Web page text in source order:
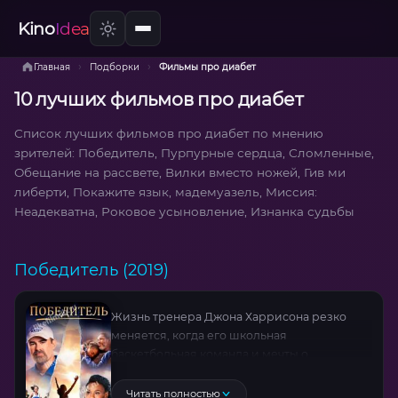
KinoIdea
Главная › Подборки › Фильмы про диабет
10 лучших фильмов про диабет
Список лучших фильмов про диабет по мнению
зрителей: Победитель, Пурпурные сердца, Сломленные,
Обещание на рассвете, Вилки вместо ножей, Гив ми
либерти, Покажите язык, мадемуазель, Миссия:
Неадекватна, Роковое усыновление, Изнанка судьбы
Победитель (2019)
Жизнь тренера Джона Харрисона резко
меняется, когда его школьная
баскетбольная команда и мечты о
накрываются медным тазом. Самый
Читать полностью